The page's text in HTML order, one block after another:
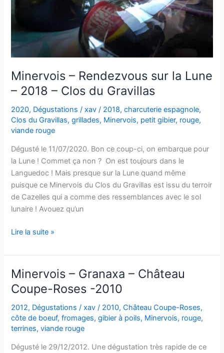
Minervois – Rendezvous sur la Lune
– 2018 – Clos du Gravillas
2020, Dégustations /xav/ 2018,charcuterie espagnole,
Clos du Gravillas,grillades, Minervois, petit gibier, rouge,
viande rouge
Dégusté le 11/07/2020. Bon ce coup-ci, on embarque pour
la Lune ! Commet ça non ? On est toujours dans le
Languedoc ! Mais presque sur la Lune quand même
puisque ce Minervois du Clos du Gravillas est issu du terroir
de Cazelles qui a comme des ressemblances avec le sol
lunaire ! Avouez qu’un
Minervois
Rendezvous
sur
la
Lune
–
2018
–
Lire la suite »
Minervois – Granaxa – Château
Coupe-Roses -2010
2012, Dégustations /xav / 2010,Château Coupe-Roses,
côte de boeuf,fromages,gibier à poils, Minervois, rouge,
terrines,viande rouge
Dégusté le 29/12/2012. Une dégustation très rapide de ce